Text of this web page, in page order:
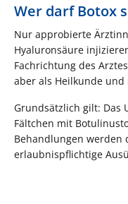
Wer darf Botox
Nur approbierte
Hyaluronsäure
Fachrichtung des
aber als Heilkunde
Grundsätzlich gilt: Das
Fältchen mit
Behandlungen werden
erlaubnispflichtige